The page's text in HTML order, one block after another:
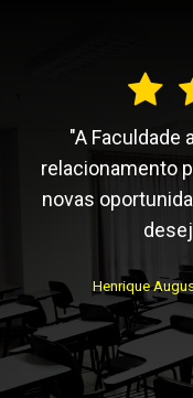
"A Faculdade
relacionamento
novas
Henrique